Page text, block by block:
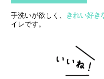
手洗いが欲しく、 きれい好き
イレです。